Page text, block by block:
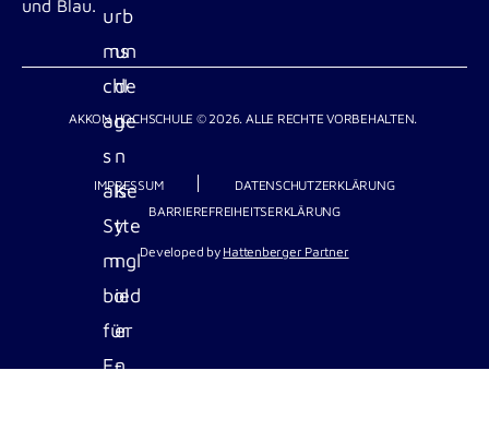
AKKON HOCHSCHULE © 2026. ALLE RECHTE VORBEHALTEN.
IMPRESSUM
DATENSCHUTZERKLÄRUNG
BARRIEREFREIHEITSERKLÄRUNG
Developed by Hattenberger Partner